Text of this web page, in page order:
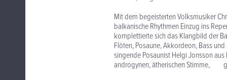
Mit dem begeisterten Volksmusiker
balkanische Rhythmen Einzug ins
komplettierte sich das Klangbild der
Flöten, Posaune, Akkordeon, Bass
singende Posaunist Helgi Jonsson
androgynen, ätherischen Stimme,